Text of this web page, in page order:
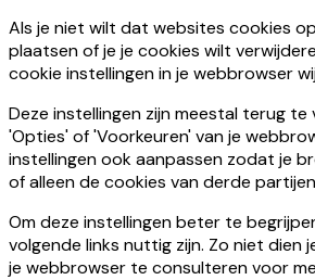
Als je niet wilt dat websites cookies
plaatsen of je je cookies wilt
cookie instellingen in je webbrowser
Deze instellingen zijn meestal terug te
'Opties' of 'Voorkeuren' van je
instellingen ook aanpassen zodat je
of alleen de cookies van derde
Om deze instellingen beter te
volgende links nuttig zijn. Zo niet dien
je webbrowser te consulteren voor